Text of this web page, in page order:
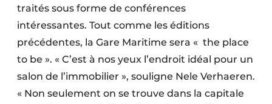
traités sous forme de conférences
intéressantes. Tout comme les éditions
précédentes, la Gare Maritime sera « the place
to be ». « C’est à nos yeux l’endroit idéal pour un
salon de l’immobilier », souligne Nele Verhaeren.
« Non seulement on se trouve dans la capitale